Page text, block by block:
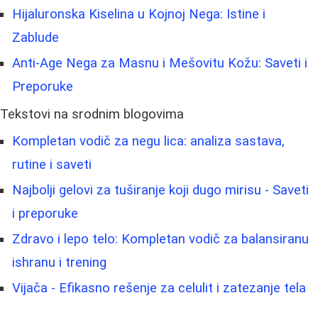
Hijaluronska Kiselina u Kojnoj Nega: Istine i
Zablude
Anti-Age Nega za Masnu i Mešovitu Kožu: Saveti i
Preporuke
Tekstovi na srodnim blogovima
Kompletan vodič za negu lica: analiza sastava,
rutine i saveti
Najbolji gelovi za tuširanje koji dugo mirisu - Saveti
i preporuke
Zdravo i lepo telo: Kompletan vodič za balansiranu
ishranu i trening
Vijača - Efikasno rešenje za celulit i zatezanje tela